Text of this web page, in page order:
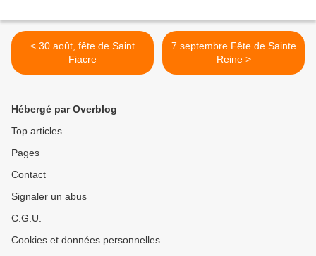
< 30 août, fête de Saint
Fiacre
7 septembre Fête de Sainte
Reine >
Hébergé par Overblog
Top articles
Pages
Contact
Signaler un abus
C.G.U.
Cookies et données personnelles